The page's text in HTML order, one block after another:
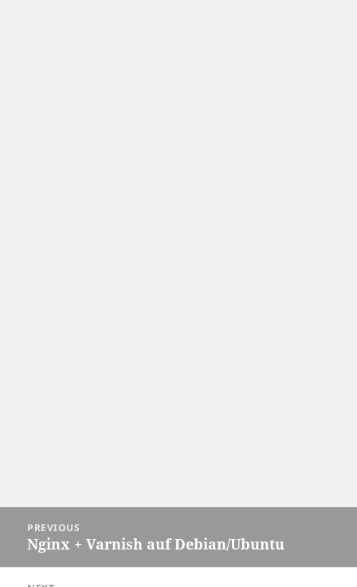
navigation
PREVIOUS
Previous
Nginx + Varnish auf Debian/Ubuntu